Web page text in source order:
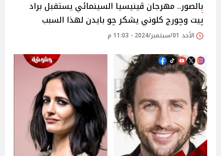
بالصور.. مهرجان ڤينيسيا السينمائي يستقبل براد
پيت وچورج كلوني يشكر چو بايدن لهذا السبب
الأحد 01/سبتمبر/2024 - 11:03 م